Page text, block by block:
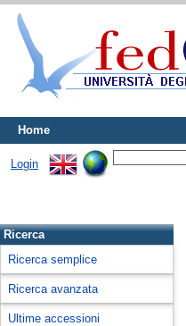
Home
Login
Ricerca
Ricerca semplice
Ricerca avanzata
Ultime accessioni